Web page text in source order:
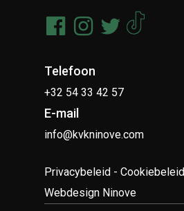
Telefoon
+32 54 33 42 57
E-mail
info@kvkninove.com
Privacybeleid -Cookiebeleid
Webdesign Ninove